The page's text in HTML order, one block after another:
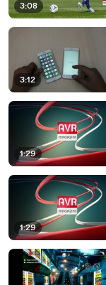
3:08
3:12
1:29
1:29